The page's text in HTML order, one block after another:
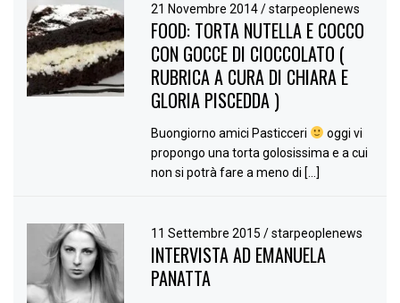
21 Novembre 2014/ starpeoplenews
FOOD: TORTA NUTELLA E COCCO
CON GOCCE DI CIOCCOLATO (
RUBRICA A CURA DI CHIARA E
GLORIA PISCEDDA )
Buongiorno amici Pasticceri
oggi vi
propongo una torta golosissima e a cui
non si potrà fare a meno di […]
11 Settembre 2015/ starpeoplenews
INTERVISTA AD EMANUELA
PANATTA